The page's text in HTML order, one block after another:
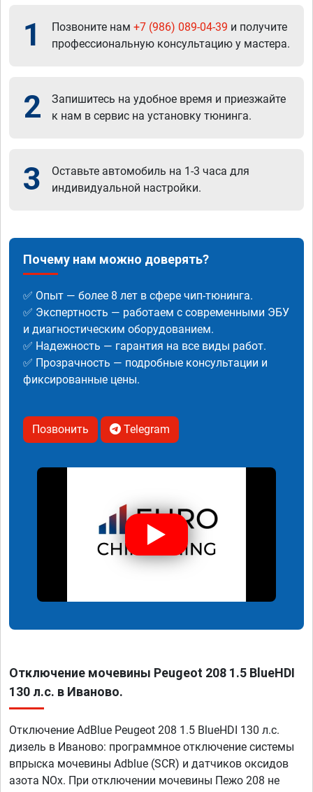
1 Позвоните нам +7 (986) 089-04-39 и получите
профессиональную консультацию у мастера.
2
Запишитесь на удобное время и приезжайте
к нам в сервис на установку тюнинга.
3
Оставьте автомобиль на 1-3 часа для
индивидуальной настройки.
Почему нам можно доверять?
✅ Опыт — более 8 лет в сфере чип-тюнинга.
✅ Экспертность — работаем с современными ЭБУ
и диагностическим оборудованием.
✅ Надежность — гарантия на все виды работ.
✅ Прозрачность — подробные консультации и
фиксированные цены.
Позвонить Telegram
Отключение мочевины Peugeot 208 1.5 BlueHDI
130 л.с. в Иваново.
Отключение AdBlue Peugeot 208 1.5 BlueHDI 130 л.с.
дизель в Иваново: программное отключение системы
впрыска мочевины Adblue (SCR) и датчиков оксидов
азота NOx. При отключении мочевины Пежо 208 не